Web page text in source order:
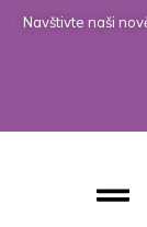
Navštivte naši